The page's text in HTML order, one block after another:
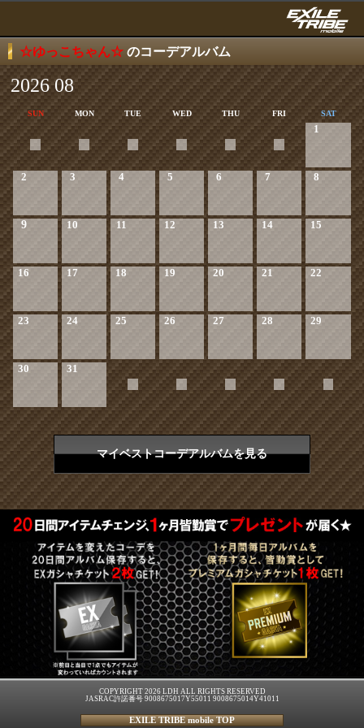
☆ゆっこちゃん☆ のコーデアルバム
2026 08
SUN MON TUE WED THU FRI SAT
1
2 3 4 5 6 7 8
9 10 11 12 13 14 15
16 17 18 19 20 21 22
23 24 25 26 27 28 29
30 31
マイベストコーデアルバムを見る
COPYRIGHT 2026 LDH ALL RIGHTS RESERVED
JASRAC許諾番号 9008675017Y55011 9008675014Y41011
EXILE TRIBE mobile TOP